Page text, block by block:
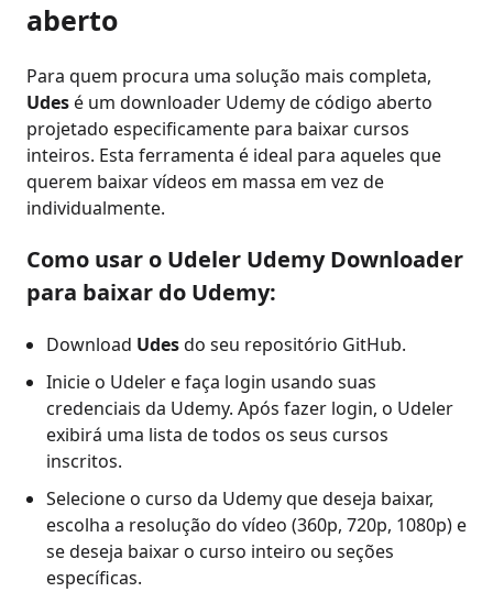
aberto
Para quem procura uma solução mais completa,
Udes é um downloader Udemy de código aberto
projetado especificamente para baixar cursos
inteiros. Esta ferramenta é ideal para aqueles que
querem baixar vídeos em massa em vez de
individualmente.
Como usar o Udeler Udemy Downloader
para baixar do Udemy:
Download Udesdo seu repositório GitHub.
Inicie o Udeler e faça login usando suas
credenciais da Udemy. Após fazer login, o Udeler
exibirá uma lista de todos os seus cursos
inscritos.
Selecione o curso da Udemy que deseja baixar,
escolha a resolução do vídeo (360p, 720p, 1080p) e
se deseja baixar o curso inteiro ou seções
específicas.